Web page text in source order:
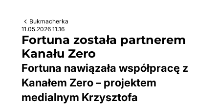
Bukmacherka
11.05.2026 11:16
Fortuna została partnerem
Kanału Zero
Fortuna nawiązała współpracę z
Kanałem Zero – projektem
medialnym Krzysztofa